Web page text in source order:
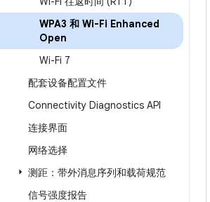
WPA3 和 Wi-Fi Enhanced
Open
Wi-Fi 7
配套设备配置文件
Connectivity Diagnostics API
连接界面
网络选择
测距：带外消息序列和载荷规范
信号强度报告